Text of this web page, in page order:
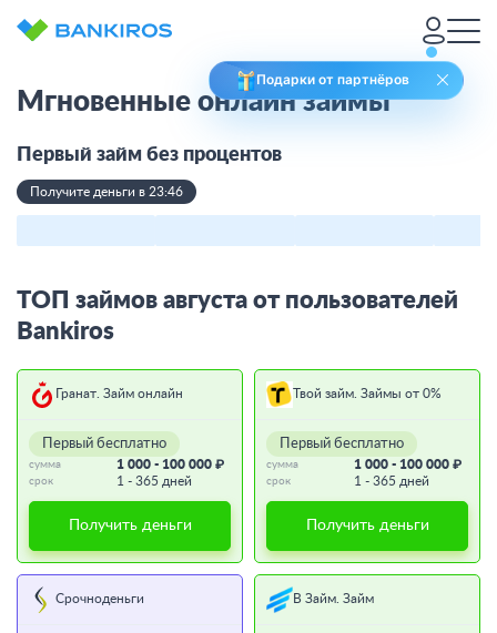
Подарки от партнёров
Мгновенные онлайн займы
Первый займ без процентов
Получите деньги в 23:46
ТОП займов августа от пользователей
Bankiros
Гранат. Займ онлайн
Первый бесплатно
сумма 1 000 - 100 000 ₽
срок 1 - 365 дней
Получить деньги
Твой займ. Займы от 0%
Первый бесплатно
сумма 1 000 - 100 000 ₽
срок 1 - 365 дней
Получить деньги
Срочноденьги В Займ. Займ